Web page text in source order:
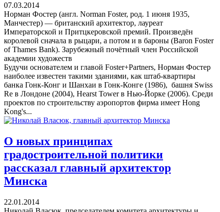
07.03.2014
Норман Фостер (англ. Norman Foster, род. 1 июня 1935,
Манчестер) — британский архитектор, лауреат
Императорской и Притцкеровской премий. Произведён
королевой сначала в рыцари, а потом и в бароны (Baron Foster
of Thames Bank). Зарубежный почётный член Российской
академии художеств
Будучи основателем и главой Foster+Partners, Норман Фостер
наиболее известен такими зданиями, как штаб-квартиры
банка Гонк-Конг и Шанхаи в Гонк-Конге (1986), башня Swiss
Re в Лондоне (2004), Hearst Tower в Нью-Йорке (2006). Среди
проектов по строительству аэропортов фирма имеет Hong
Kong's...
О новых принципах
градостроительной политики
рассказал главный архитектор
Минска
22.01.2014